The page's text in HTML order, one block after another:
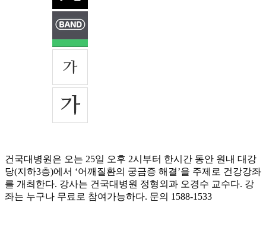
건국대병원은 오는 25일 오후 2시부터 한시간 동안 원내 대강
당(지하3층)에서 ‘어깨질환의 궁금증 해결’을 주제로 건강강좌
를 개최한다. 강사는 건국대병원 정형외과 오경수 교수다. 강
좌는 누구나 무료로 참여가능하다. 문의 1588-1533